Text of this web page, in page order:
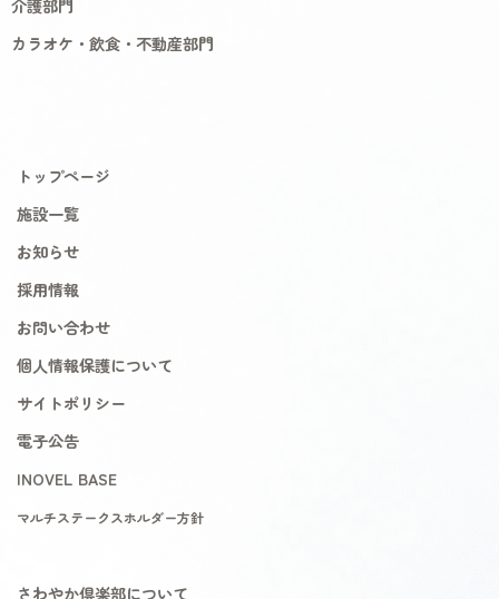
介護部門
カラオケ・飲食・不動産部門
トップページ
施設一覧
お知らせ
採用情報
お問い合わせ
個人情報保護について
サイトポリシー
電子公告
INOVEL BASE
マルチステークスホルダー方針
さわやか倶楽部について